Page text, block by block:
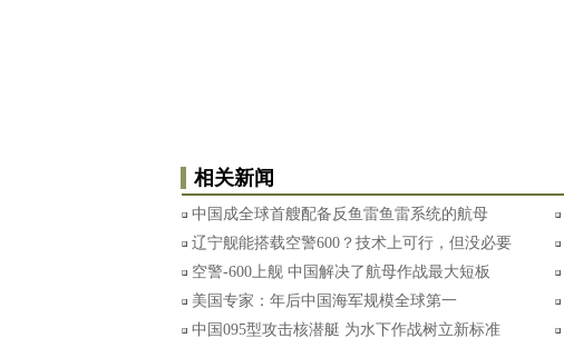
相关新闻
中国成全球首艘配备反鱼雷鱼雷系统的航母
辽宁舰能搭载空警600？技术上可行，但没必要
空警-600上舰 中国解决了航母作战最大短板
美国专家：年后中国海军规模全球第一
中国095型攻击核潜艇 为水下作战树立新标准